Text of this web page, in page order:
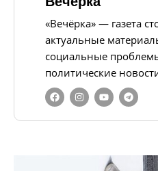
«Вечёрка» — газета
актуальные
социальные
политические